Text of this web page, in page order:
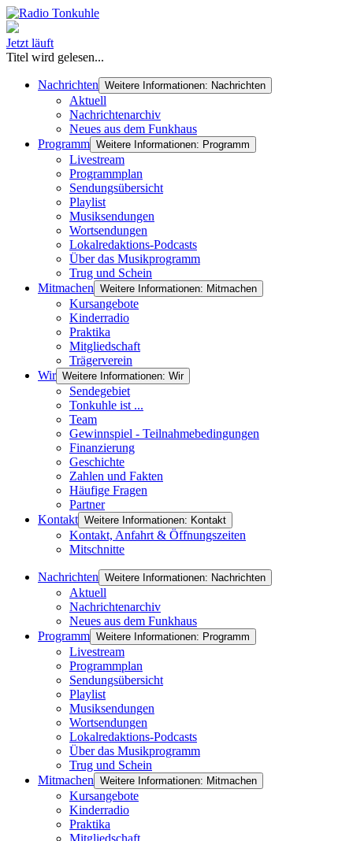
Jetzt läuft
Titel wird gelesen...
Nachrichten Weitere Informationen: Nachrichten
Aktuell
Nachrichtenarchiv
Neues aus dem Funkhaus
Programm Weitere Informationen: Programm
Livestream
Programmplan
Sendungsübersicht
Playlist
Musiksendungen
Wortsendungen
Lokalredaktions-Podcasts
Über das Musikprogramm
Trug und Schein
Mitmachen Weitere Informationen: Mitmachen
Kursangebote
Kinderradio
Praktika
Mitgliedschaft
Trägerverein
Wir Weitere Informationen: Wir
Sendegebiet
Tonkuhle ist ...
Team
Gewinnspiel - Teilnahmebedingungen
Finanzierung
Geschichte
Zahlen und Fakten
Häufige Fragen
Partner
Kontakt Weitere Informationen: Kontakt
Kontakt, Anfahrt & Öffnungszeiten
Mitschnitte
Nachrichten Weitere Informationen: Nachrichten
Aktuell
Nachrichtenarchiv
Neues aus dem Funkhaus
Programm Weitere Informationen: Programm
Livestream
Programmplan
Sendungsübersicht
Playlist
Musiksendungen
Wortsendungen
Lokalredaktions-Podcasts
Über das Musikprogramm
Trug und Schein
Mitmachen Weitere Informationen: Mitmachen
Kursangebote
Kinderradio
Praktika
Mitgliedschaft